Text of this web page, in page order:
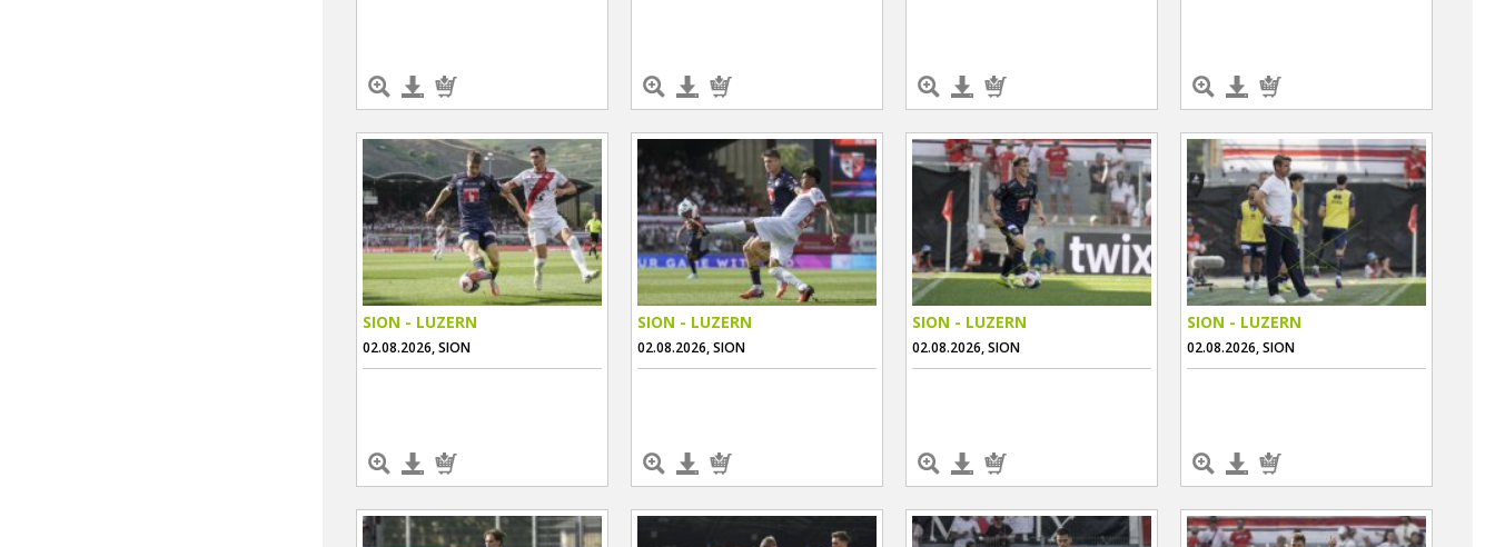
SION - LUZERN
02.08.2026, SION
SION - LUZERN
02.08.2026, SION
SION - LUZERN
02.08.2026, SION
SION - LUZERN
02.08.2026, SION